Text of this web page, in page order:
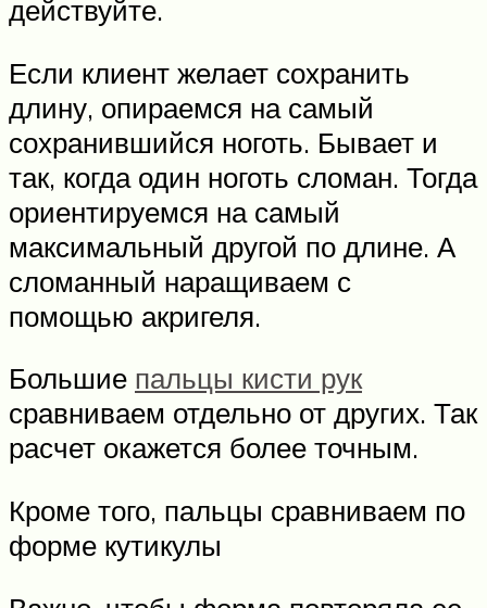
действуйте.
Если клиент желает сохранить
длину, опираемся на самый
сохранившийся ноготь. Бывает и
так, когда один ноготь сломан. Тогда
ориентируемся на самый
максимальный другой по длине. А
сломанный наращиваем с
помощью акригеля.
Большие пальцы кисти рук
сравниваем отдельно от других. Так
расчет окажется более точным.
Кроме того, пальцы сравниваем по
форме кутикулы